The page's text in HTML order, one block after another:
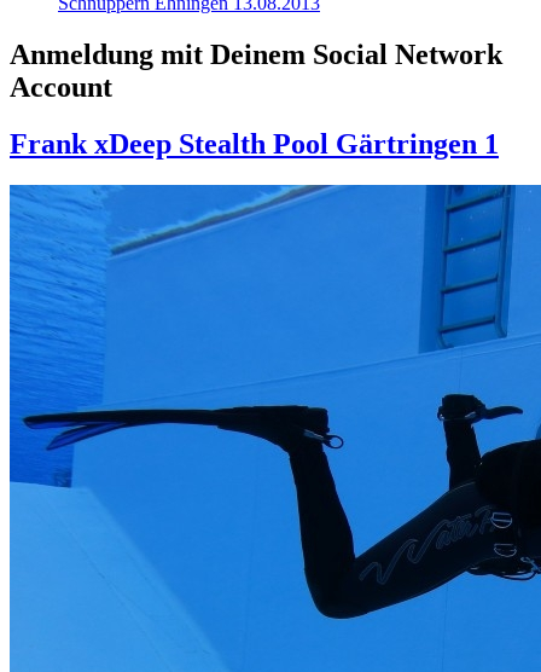
Anmeldung mit Deinem Social Network
Account
Frank xDeep Stealth Pool Gärtringen 1